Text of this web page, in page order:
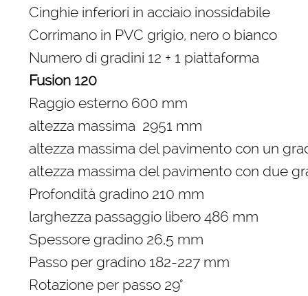
Cinghie inferiori in acciaio inossidabile
Corrimano in PVC grigio, nero o bianco
Numero di gradini 12 + 1 piattaforma
Fusion 120
Raggio esterno 600 mm
altezza massima 2951 mm
altezza massima del pavimento con un
altezza massima del pavimento con due
Profondità gradino 210 mm
larghezza passaggio libero 486 mm
Spessore gradino 26,5 mm
Passo per gradino 182-227 mm
Rotazione per passo 29°